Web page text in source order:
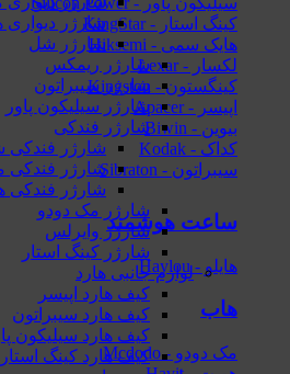
کینگ استار - KingStar
هایک‌ سمی - Hiksemi
لکسار - Lexar
کینگستون - Kingston
اپیسر - Apacer
بیوین - Biwin
کداک - Kodak
سیبراتون - Sibraton
ساعت هوشمند
هایلو - Haylou
هاب
مک دودو - Mcdodo
شارژر دیواری
شارژر شل
شارژر ریمکس
شارژر سیبراتون
شارژر سیلیکون پاور
شارژر فندکی
شارژر فندکی
شارژر فندکی
شارژر فندکی
شارژر مک دودو
شارژر وایرلس
شارژر کینگ استار
لوازم جانبی هارد
کیف هارد اپیسر
کیف هارد سیبراتون
کیف هارد سیلیکون
کیف هارد کینگ استار